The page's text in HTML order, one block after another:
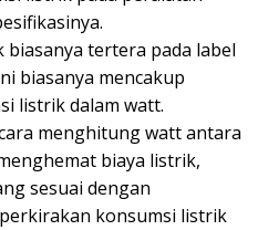
tertera pada label
biasanya mencakup
listrik dalam watt.
menghitung watt antara
biaya listrik,
sesuai dengan
konsumsi listrik